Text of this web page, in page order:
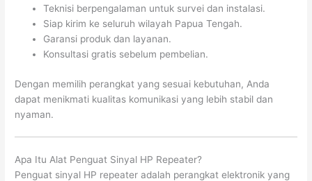
Teknisi berpengalaman untuk survei dan instalasi.
Siap kirim ke seluruh wilayah Papua Tengah.
Garansi produk dan layanan.
Konsultasi gratis sebelum pembelian.
Dengan memilih perangkat yang sesuai kebutuhan, Anda
dapat menikmati kualitas komunikasi yang lebih stabil dan
nyaman.
Apa Itu Alat Penguat Sinyal HP Repeater?
Penguat sinyal HP repeater adalah perangkat elektronik yang